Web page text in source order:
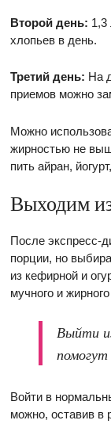
Второй день: 1,3
хлопьев в день.
Третий день: На
приемов можно
Можно
жирностью не
пить айран,
Выходим
После экспресс-
порции, но
из кефирной и
мучного и
Выйти
Войти в
можно, оставив в